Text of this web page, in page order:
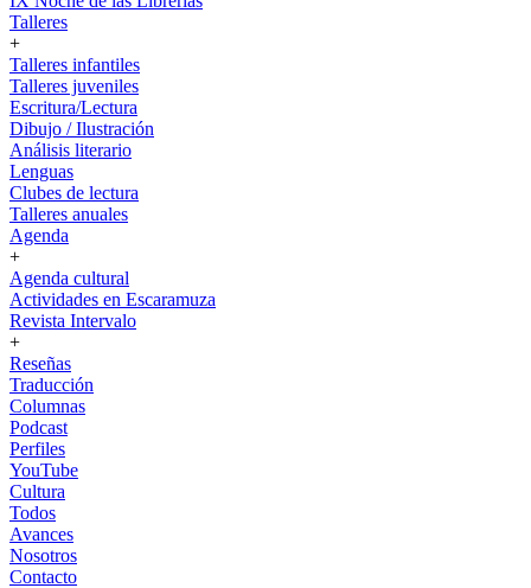
Talleres
+
Talleres infantiles
Talleres juveniles
Escritura/Lectura
Dibujo / Ilustración
Análisis literario
Lenguas
Clubes de lectura
Talleres anuales
Agenda
+
Agenda cultural
Actividades en Escaramuza
Revista Intervalo
+
Reseñas
Traducción
Columnas
Podcast
Perfiles
YouTube
Cultura
Todos
Avances
Nosotros
Contacto